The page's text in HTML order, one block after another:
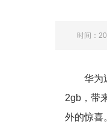
时间：
华为
2gb，带
外的惊喜